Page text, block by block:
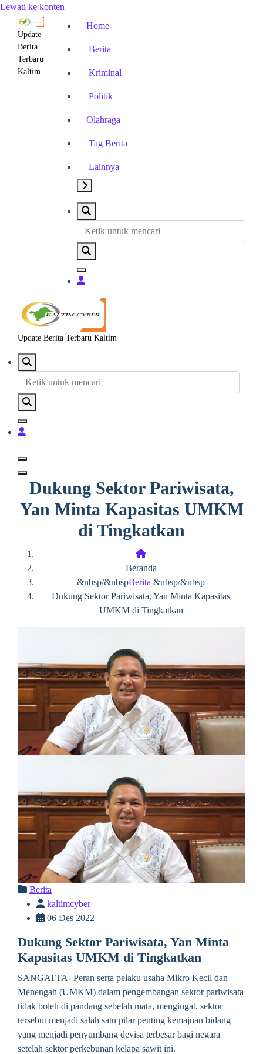
Lewati ke konten
Update
Berita
Terbaru
Kaltim
Home
Berita
Kriminal
Politik
Olahraga
Tag Berita
Lainnya
Update Berita Terbaru Kaltim
Dukung Sektor Pariwisata,
Yan Minta Kapasitas UMKM
di Tingkatkan
Beranda
&nbsp/&nbspBerita &nbsp/&nbsp
Dukung Sektor Pariwisata, Yan Minta Kapasitas
UMKM di Tingkatkan
Berita
kaltimcyber
06 Des 2022
Dukung Sektor Pariwisata, Yan Minta
Kapasitas UMKM di Tingkatkan
SANGATTA- Peran serta pelaku usaha Mikro Kecil dan
Menengah (UMKM) dalam pengembangan sektor pariwisata
tidak boleh di pandang sebelah mata, mengingat, sektor
tersebut menjadi salah satu pilar penting kemajuan bidang
yang menjadi penyumbang devisa terbesar bagi negara
setelah sektor perkebunan kelapa sawit ini.